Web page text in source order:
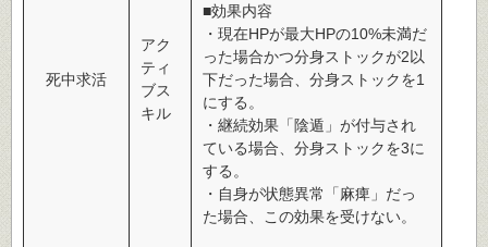
死中求活
アク
ティ
ブス
キル
■効果内容
・現在HPが最大HPの10%未満だ
った場合かつ分身ストックが2以
下だった場合、分身ストックを1
にする。
・継続効果「陰遁」が付与され
ている場合、分身ストックを3に
する。
・自身が状態異常「麻痺」だっ
た場合、この効果を受けない。